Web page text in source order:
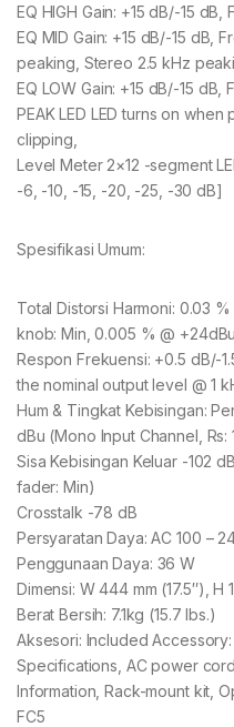
EQ HIGH Gain: +15 dB/-15
EQ MID Gain: +15 dB/-15 dB,
peaking, Stereo 2.5 kHz
EQ LOW Gain: +15 dB/-15 dB,
PEAK LED LED turns on
clipping,
Level Meter 2×12 -segment
-6, -10, -15, -20, -25, -30 dB]
Spesifikasi Umum:
Total Distorsi Harmoni: 0.03
knob: Min, 0.005 % @
Respon Frekuensi: +0.5 dB/-
the nominal output level @ 1
Hum & Tingkat Kebisingan:
dBu (Mono Input Channel, Rs:
Sisa Kebisingan Keluar -102
fader: Min)
Crosstalk -78 dB
Persyaratan Daya: AC 100 –
Penggunaan Daya: 36 W
Dimensi: W 444 mm (17.5″), H
Berat Bersih: 7.1kg (15.7 lbs.)
Aksesori: Included
Specifications, AC power
Information, Rack-mount kit,
FC5